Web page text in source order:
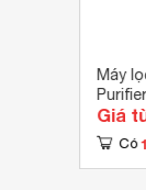
Máy
Giá
Có